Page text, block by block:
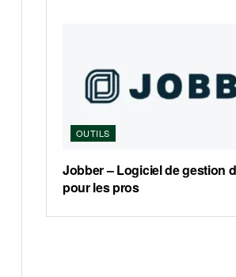
OUTILS
Jobber – Logiciel de gestion
pour les pros